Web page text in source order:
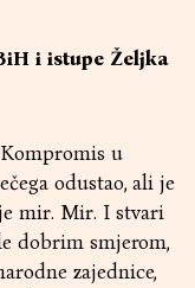
i istupe Željka
u
odustao, ali je
mir. Mir. I stvari
dobrim smjerom,
zajednice,